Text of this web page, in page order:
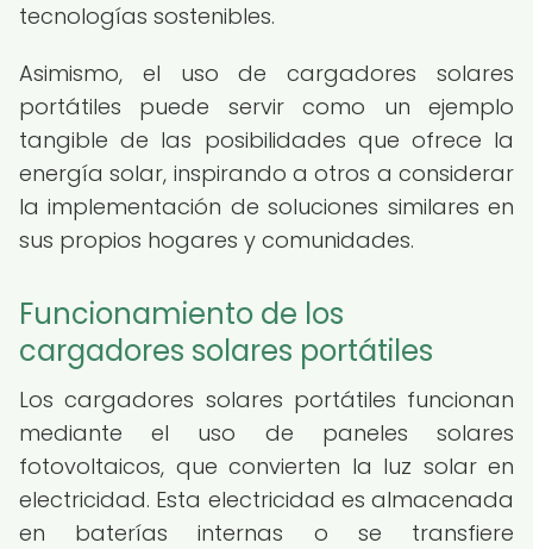
tecnologías sostenibles.
Asimismo, el uso de cargadores solares
portátiles puede servir como un ejemplo
tangible de las posibilidades que ofrece la
energía solar, inspirando a otros a considerar
la implementación de soluciones similares en
sus propios hogares y comunidades.
Funcionamiento de los
cargadores solares portátiles
Los cargadores solares portátiles funcionan
mediante el uso de paneles solares
fotovoltaicos, que convierten la luz solar en
electricidad. Esta electricidad es almacenada
en baterías internas o se transfiere